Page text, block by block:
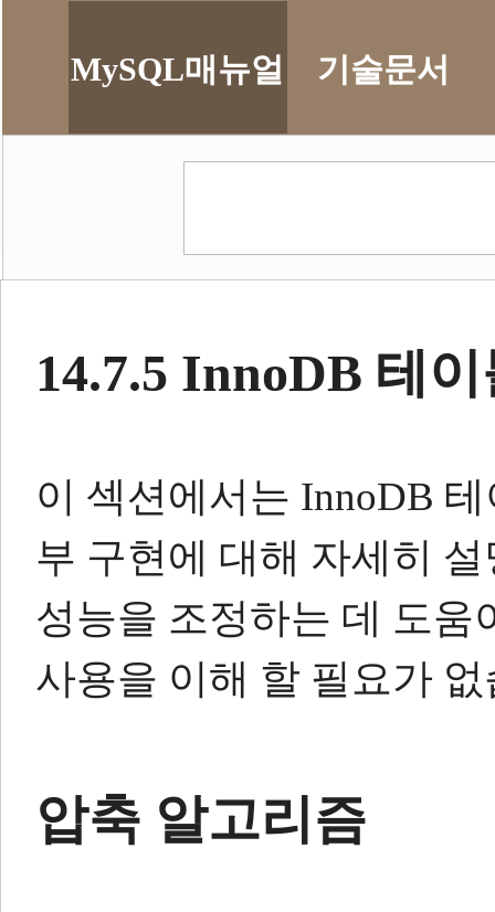
MySQL매뉴얼 기술문서
14.7.5 InnoDB 테
이 섹션에서는 InnoDB
부 구현에 대해 자세히
성능을 조정하는 데 도움
사용을 이해 할 필요가
압축 알고리즘